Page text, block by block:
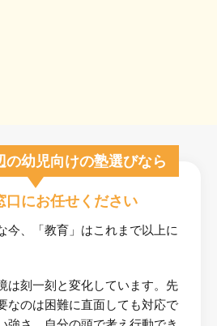
の幼児向けの塾選びなら
口にお任せください
今、「教育」はこれまで以上に
は刻一刻と変化しています。先
なのは困難に直面しても対応で